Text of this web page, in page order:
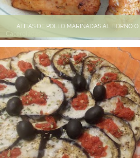
ALITAS DE POLLO MARINADAS AL HORNO O